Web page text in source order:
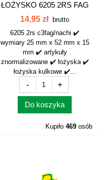
ŁOŻYSKO 6205 2RS FAG
C3FAG/NACHI
14,95 zł
brutto
6205 2rs c3fag/nachi ✔️
wymiary 25 mm x 52 mm x 15
mm ✔️ artykuły
znormalizowane ✔️ łożyska ✔️
łożyska kulkowe ✔️...
- +
Do koszyka
Kupiło 469 osób